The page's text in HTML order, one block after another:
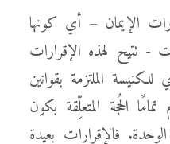
الإيمان – أي كونها
تتيح لهذه الإقرارات
الملتزمة بقوانين
الحُجة المتعلِّقة بكون
فالإقرارات بعيدة